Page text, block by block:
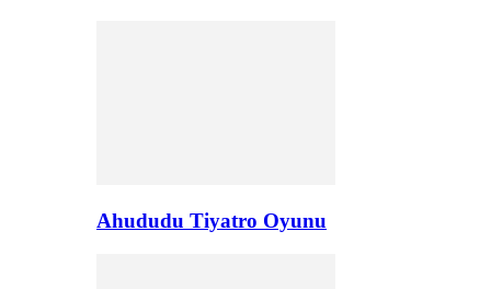
Ahududu Tiyatro Oyunu